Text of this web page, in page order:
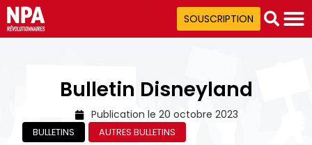
SOUSCRIPTION
Bulletin Disneyland
Publication le 20 octobre 2023
BULLETINS
AUTRES BULLETINS